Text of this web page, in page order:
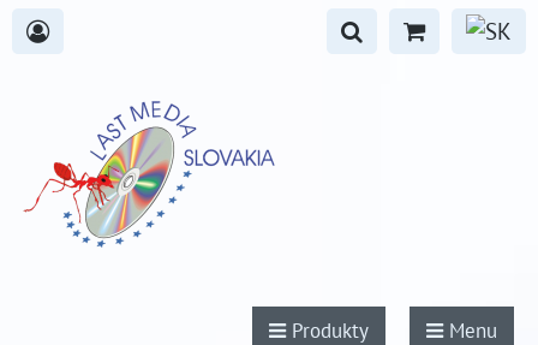
Produkty Menu